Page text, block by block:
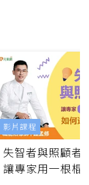
失智者與照顧者
讓專家用一根棍
影片課程